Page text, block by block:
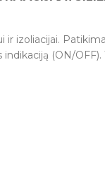
izoliacijai.
(ON/